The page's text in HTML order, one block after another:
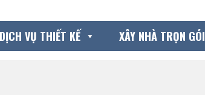
DỊCH VỤ THIẾT KẾ XÂY NHÀ TRỌN GÓI